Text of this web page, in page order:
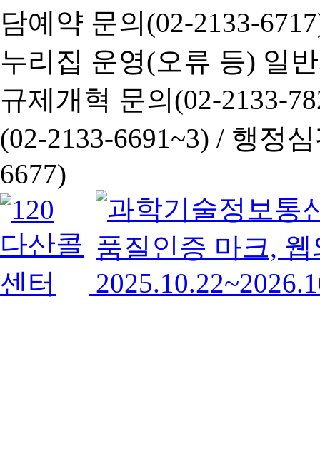
담예약 문의(02-2133-
누리집 운영(오류 등) 일
규제개혁 문의(02-2133-
(02-2133-6691~3) / 행정심
6677)